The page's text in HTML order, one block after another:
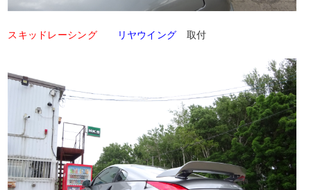
スキッドレーシング リヤウイング 取付